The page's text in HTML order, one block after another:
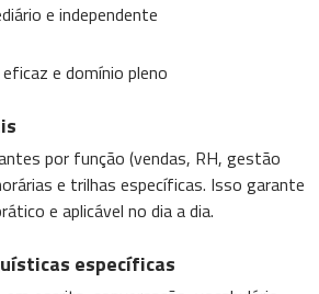
e independente
eficaz e domínio pleno
por função (vendas, RH, gestão
e trilhas específicas. Isso garante
e aplicável no dia a dia.
específicas